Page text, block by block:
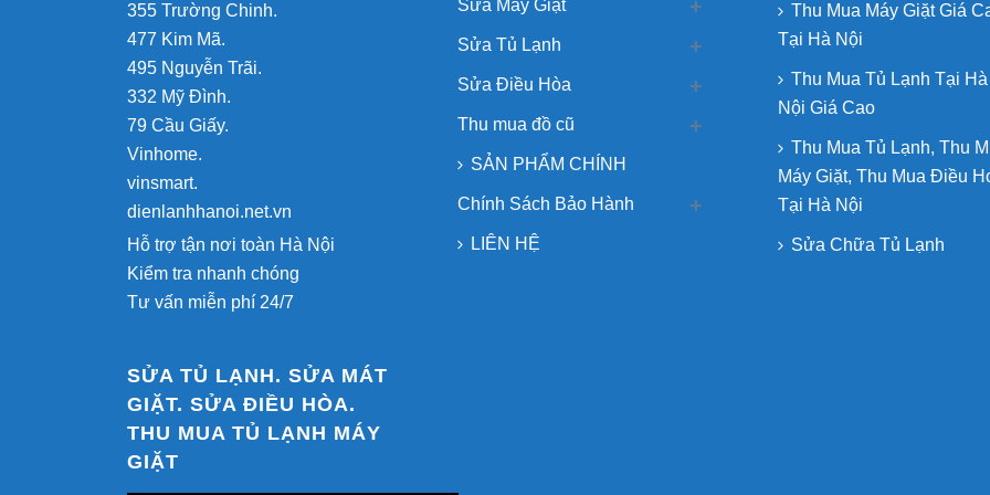
355 Trường Chinh.
477 Kim Mã.
495 Nguyễn Trãi.
332 Mỹ Đình.
79 Cầu Giấy.
Vinhome.
vinsmart.
dienlanhhanoi.net.vn
Hỗ trợ tận nơi toàn Hà Nội
Kiểm tra nhanh chóng
Tư vấn miễn phí 24/7
SỬA TỦ LẠNH. SỬA MÁT
GIẶT. SỬA ĐIỀU HÒA.
THU MUA TỦ LẠNH MÁY
GIẶT
Sửa Máy Giặt
Sửa Tủ Lạnh
Sửa Điều Hòa
Thu mua đồ cũ
SẢN PHẨM CHÍNH
Chính Sách Bảo Hành
LIÊN HỆ
Thu Mua Máy Giặt Giá
Tại Hà Nội
Thu Mua Tủ Lạnh Tại Hà
Nội Giá Cao
Thu Mua Tủ Lạnh, Thu
Máy Giặt, Thu Mua Điều
Tại Hà Nội
Sửa Chữa Tủ Lạnh